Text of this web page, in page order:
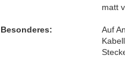
matt
Besonderes:
Auf